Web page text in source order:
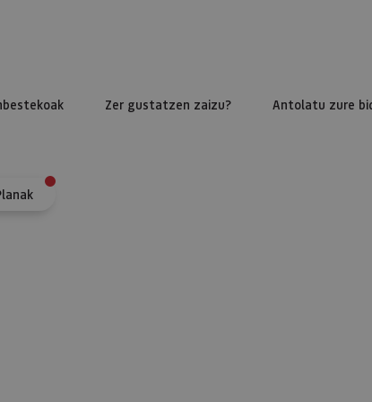
Zer gustatzen zaizu? Antolatu zure